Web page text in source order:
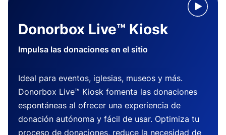
Donorbox Live™ Kiosk
Impulsa las donaciones en el sitio
Ideal para eventos, iglesias, museos y más.
Donorbox Live™ Kiosk fomenta las donaciones
espontáneas al ofrecer una experiencia de
donación autónoma y fácil de usar. Optimiza tu
proceso de donaciones, reduce la necesidad de